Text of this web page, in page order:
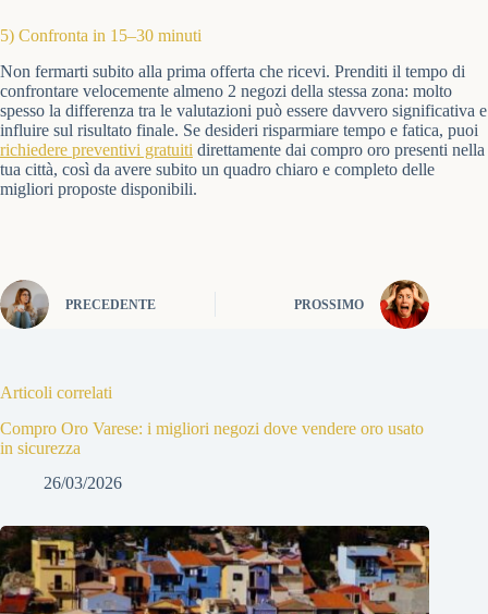
5) Confronta in 15–30 minuti
Non fermarti subito alla prima offerta che ricevi. Prenditi il tempo di
confrontare velocemente almeno 2 negozi della stessa zona: molto
spesso la differenza tra le valutazioni può essere davvero significativa e
influire sul risultato finale. Se desideri risparmiare tempo e fatica, puoi
richiedere preventivi gratuiti direttamente dai compro oro presenti nella
tua città, così da avere subito un quadro chiaro e completo delle
migliori proposte disponibili.
PRECEDENTE PROSSIMO
Articoli correlati
Compro Oro Varese: i migliori negozi dove vendere oro usato
in sicurezza
26/03/2026